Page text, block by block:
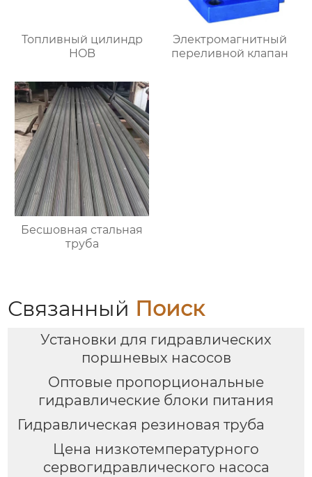
Топливный цилиндр
HOB
Электромагнитный
переливной клапан
Бесшовная стальная
труба
Связанный Поиск
Установки для гидравлических
поршневых насосов
Оптовые пропорциональные
гидравлические блоки питания
Гидравлическая резиновая труба
Цена низкотемпературного
сервогидравлического насоса